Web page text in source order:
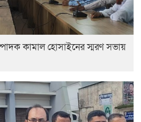
কামাল হোসাইনের স্মরণ সভায়